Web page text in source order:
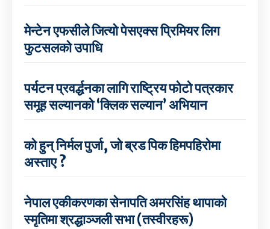
मेन्टेन एफसीले जित्यो पेसएक्स प्रिमियर लिग
फुटसलको उपाधि
पर्यटन प्रवर्द्धनका लागि राष्ट्रिय फोटो पत्रकार
समूह सल्यानको ‘क्लिक सल्यान’ अभियान
को हुन् निर्मल पुर्जा, जो ब्रड पिक हिमपहिरोमा
अस्ताए ?
नेपाल एकीकरणका सेनापति अमरसिंह थापाको
स्मृतिमा श्रद्धाञ्जली सभा (तस्वीरहरू)